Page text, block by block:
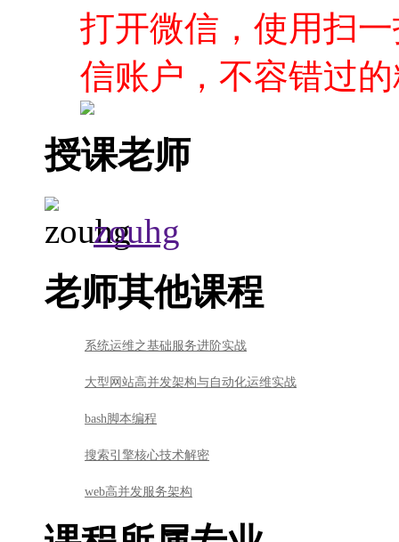
打开微信，使用扫
信账户，不容错过
授课老师
zouhg
老师其他课程
系统运维之基础服务进阶实战
大型网站高并发架构与自动化运维实战
bash脚本编程
搜索引擎核心技术解密
web高并发服务架构